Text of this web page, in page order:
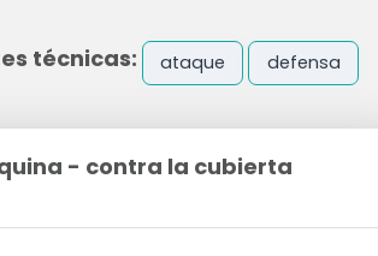
técnicas: ataque defensa
- contra la cubierta